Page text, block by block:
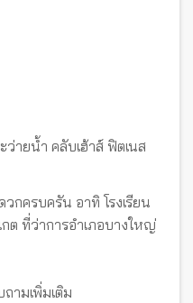
ายน้ำ คลับเฮ้าส์ ฟิตเนส
กครบครัน อาทิ โรงเรียน
ต ที่ว่าการอำเภอบางใหญ่
ามเพิ่มเติม